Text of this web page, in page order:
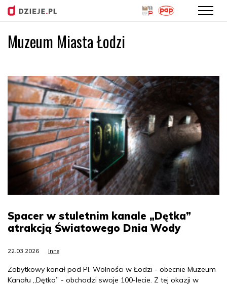
Przejdź
do
Muzeum Miasta Łodzi
Spacer w stuletnim kanale „Dętka”
atrakcją Światowego Dnia Wody
22.03.2026 Inne
Zabytkowy kanał pod Pl. Wolności w Łodzi - obecnie Muzeum
Kanału „Dętka” - obchodzi swoje 100-lecie. Z tej okazji w